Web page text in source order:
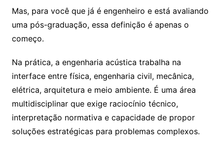
Mas, para você que já é engenheiro e está avaliando
uma pós-graduação, essa definição é apenas o
começo.
Na prática, a engenharia acústica trabalha na
interface entre física, engenharia civil, mecânica,
elétrica, arquitetura e meio ambiente. É uma área
multidisciplinar que exige raciocínio técnico,
interpretação normativa e capacidade de propor
soluções estratégicas para problemas complexos.